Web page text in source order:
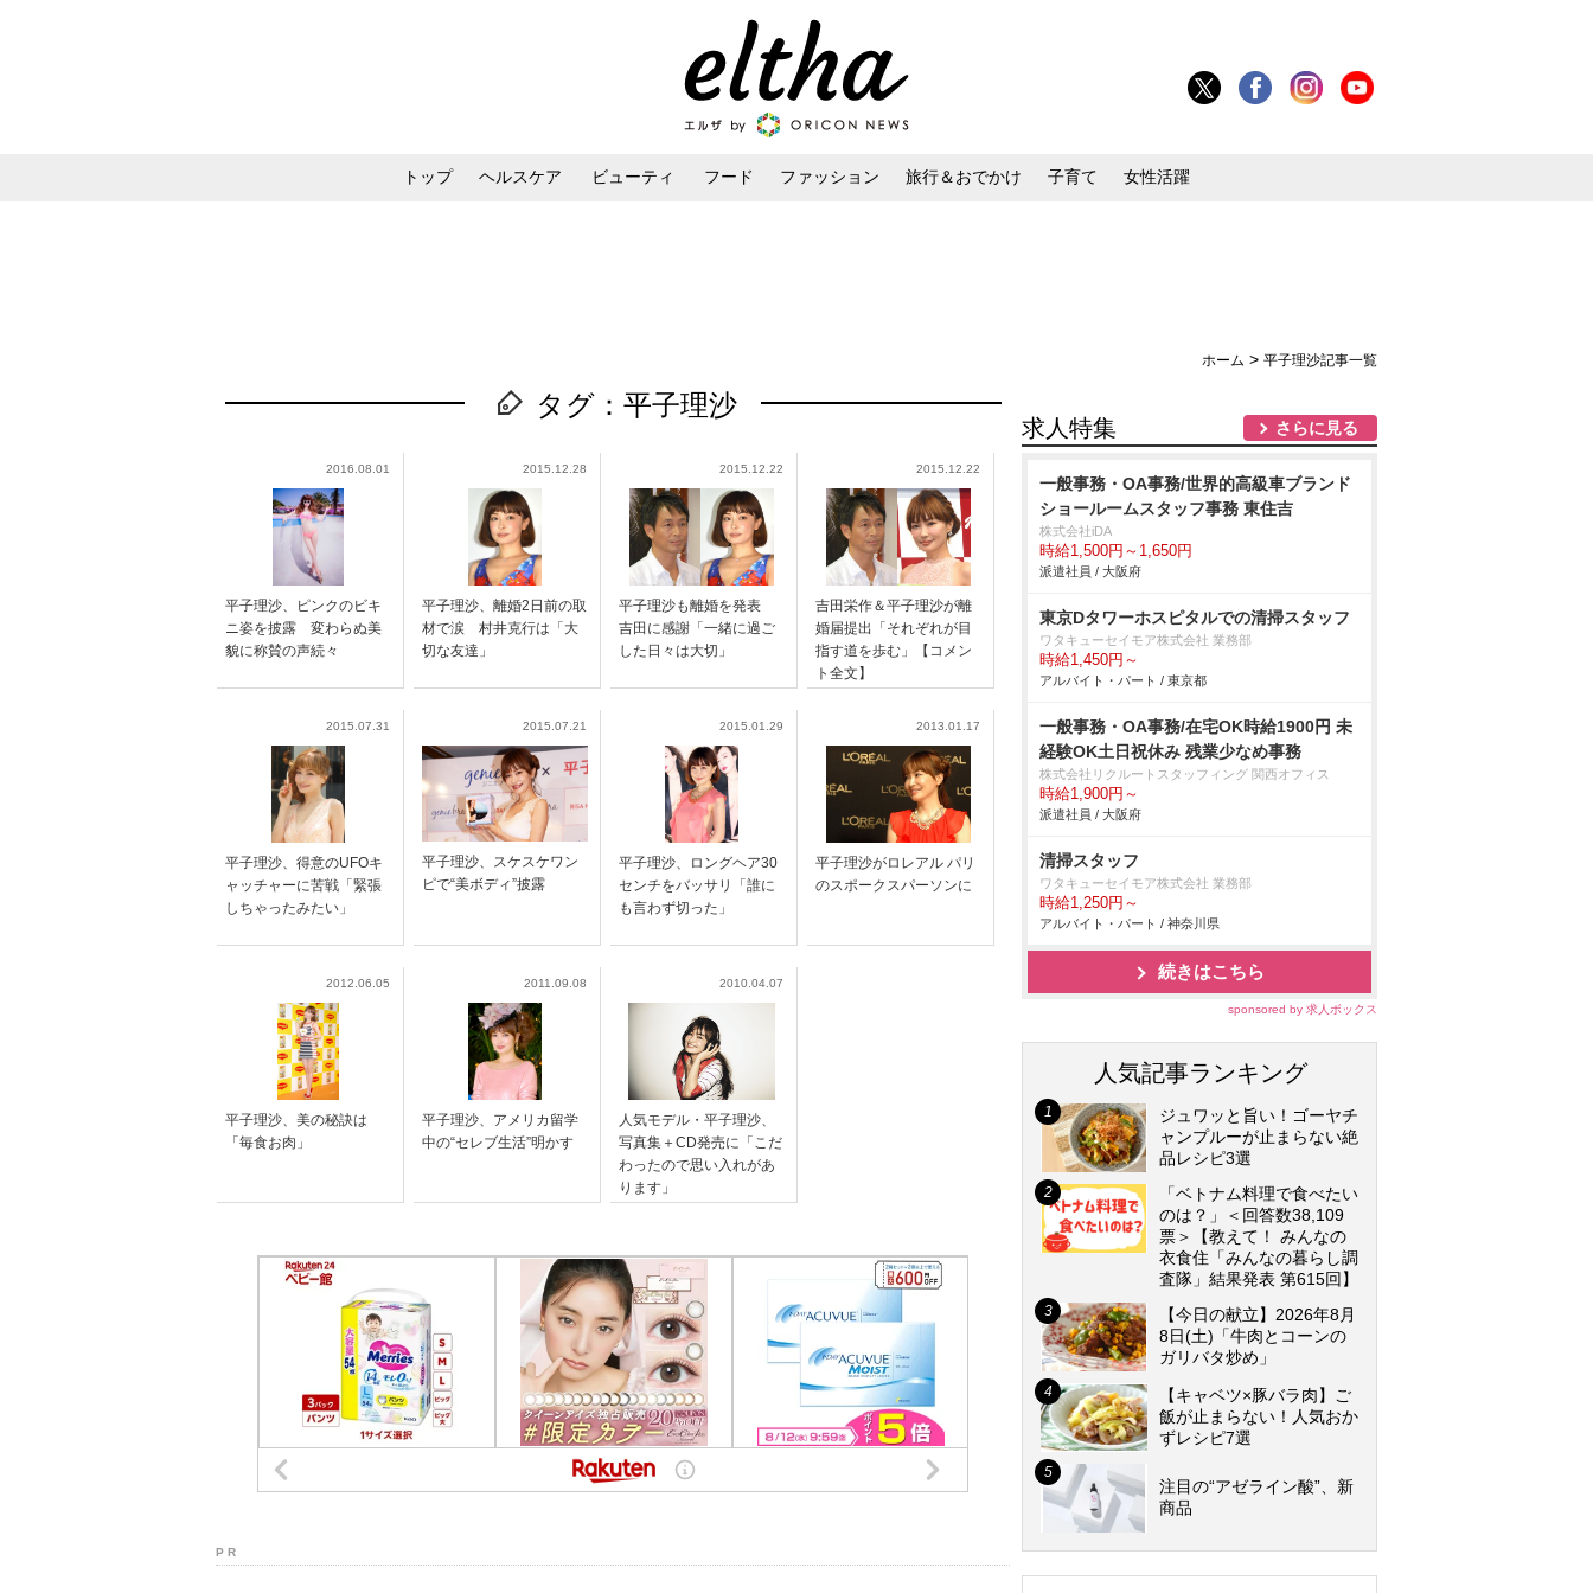
トップ ヘルスケア ビューティ フード ファッション 旅行＆おでかけ 子育て 女性活躍
ホーム > 平子理沙記事一覧
タグ：平子理沙
2016.08.01
平子理沙、ピンクのビキ
ニ姿を披露 変わらぬ美
貌に称賛の声続々
2015.12.28
平子理沙、離婚2日前の取
材で涙 村井克行は「大
切な友達」
2015.12.22
平子理沙も離婚を発表
吉田に感謝「一緒に過ご
した日々は大切」
2015.12.22
吉田栄作＆平子理沙が離
婚届提出「それぞれが目
指す道を歩む」【コメン
ト全文】
2015.07.31
平子理沙、得意のUFOキ
ャッチャーに苦戦「緊張
しちゃったみたい」
2015.07.21
平子理沙、スケスケワン
ピで“美ボディ”披露
2015.01.29
平子理沙、ロングヘア30
センチをバッサリ「誰に
も言わず切った」
2013.01.17
平子理沙がロレアル パリ
のスポークスパーソンに
2012.06.05
平子理沙、美の秘訣は
「毎食お肉」
2011.09.08
平子理沙、アメリカ留学
中の“セレブ生活”明かす
2010.04.07
人気モデル・平子理沙、
写真集＋CD発売に「こだ
わったので思い入れがあ
ります」
P R
求人特集 さらに見る
一般事務・OA事務/世界的高級車ブランド
ショールームスタッフ事務 東住吉
株式会社iDA
時給1,500円～1,650円
派遣社員 / 大阪府
東京Dタワーホスピタルでの清掃スタッフ
ワタキューセイモア株式会社 業務部
時給1,450円～
アルバイト・パート / 東京都
一般事務・OA事務/在宅OK時給1900円 未
経験OK土日祝休み 残業少なめ事務
株式会社リクルートスタッフィング 関西オフィス
時給1,900円～
派遣社員 / 大阪府
清掃スタッフ
ワタキューセイモア株式会社 業務部
時給1,250円～
アルバイト・パート / 神奈川県
続きはこちら
sponsored by 求人ボックス
人気記事ランキング
ジュワッと旨い！ゴーヤチ
ャンプルーが止まらない絶
品レシピ3選
「ベトナム料理で食べたい
のは？」＜回答数38,109
票＞【教えて！ みんなの
衣食住「みんなの暮らし調
査隊」結果発表 第615回】
【今日の献立】2026年8月
8日(土)「牛肉とコーンの
ガリバタ炒め」
【キャベツ×豚バラ肉】ご
飯が止まらない！人気おか
ずレシピ7選
注目の“アゼライン酸”、新
商品